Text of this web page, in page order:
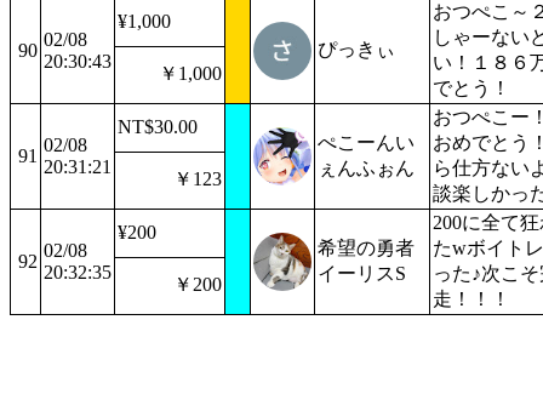
90
02/08
20:30:43
¥1,000
ぴっきぃ
おつぺこ～
しゃーない
い！１８６
でとう！
￥1,000
91
02/08
20:31:21
NT$30.00
ぺこーんい
ぇんふぉん
おつぺこー
おめでとう
ら仕方ない
談楽しかっ
￥123
92
02/08
20:32:35
¥200
希望の勇者
イーリスS
200に全て
たwボイト
った♪次こそ
走！！！
￥200